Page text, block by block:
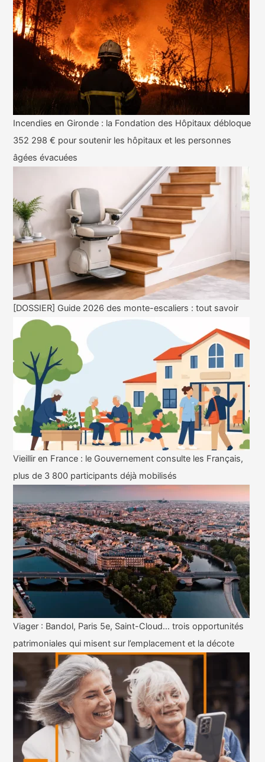
Incendies en Gironde : la Fondation des Hôpitaux débloque
352 298 € pour soutenir les hôpitaux et les personnes
âgées évacuées
[DOSSIER] Guide 2026 des monte-escaliers : tout savoir
Vieillir en France : le Gouvernement consulte les Français,
plus de 3 800 participants déjà mobilisés
Viager : Bandol, Paris 5e, Saint-Cloud… trois opportunités
patrimoniales qui misent sur l’emplacement et la décote